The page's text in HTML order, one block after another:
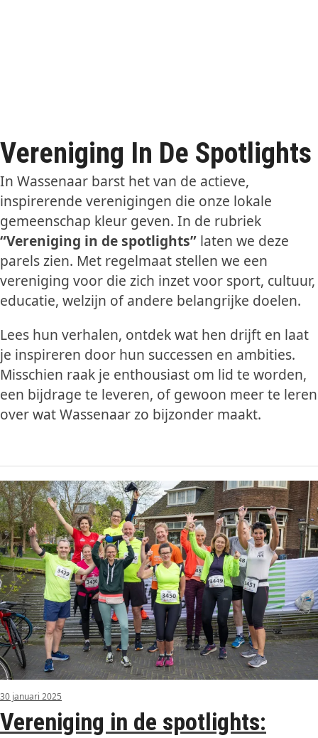
Vereniging In De Spotlights
In Wassenaar barst het van de actieve,
inspirerende verenigingen die onze lokale
gemeenschap kleur geven. In de rubriek
“Vereniging in de spotlights” laten we deze
parels zien. Met regelmaat stellen we een
vereniging voor die zich inzet voor sport, cultuur,
educatie, welzijn of andere belangrijke doelen.
Lees hun verhalen, ontdek wat hen drijft en laat
je inspireren door hun successen en ambities.
Misschien raak je enthousiast om lid te worden,
een bijdrage te leveren, of gewoon meer te leren
over wat Wassenaar zo bijzonder maakt.
30 januari 2025
Vereniging in de spotlights: